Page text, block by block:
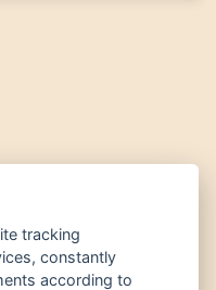
tracking
constantly
according to